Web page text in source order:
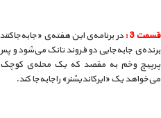
قسمت 3 :
در برنامه‌ی این هفته‌ی
برنده‌ی جا‌به‌جایی دو فروند تانک می‌شود و پس
پرپیچ وخم به مقصد که یک محله‌ی کوچک
می‌خواهد یک «ایرکاندیشنر» راجا‌به‌جا کند.